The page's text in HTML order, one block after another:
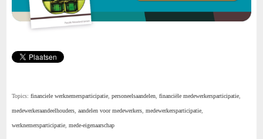
Topics:financiele werknemersparticipatie ,personeelsaandelen ,financiële medewerkersparticipatie
medewerkeraandeelhouders ,aandelen voor medewerkers ,medewerkersparticipatie
werknemersparticipatie ,mede-eigenaarschap